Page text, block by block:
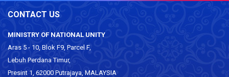
CONTACT US
MINISTRY OF NATIONAL UNITY
Aras 5 - 10, Blok F9, Parcel F,
Lebuh Perdana Timur,
Presint 1, 62000 Putrajaya, MALAYSIA